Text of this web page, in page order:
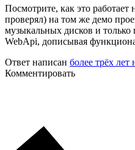
Посмотрите, как это работает
проверял) на том же демо
музыкальных дисков и только
WebApi, дописывая
Ответ написан более трёх лет
Комментировать